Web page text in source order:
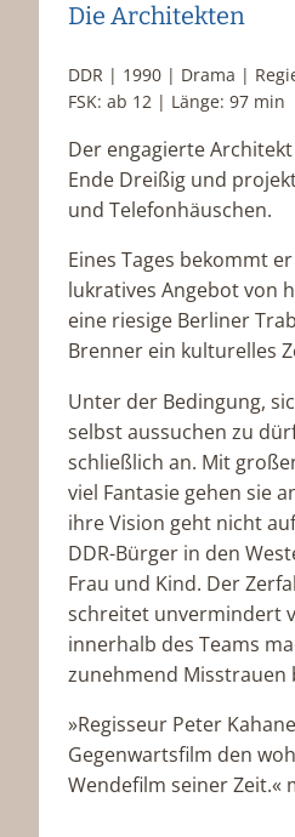
Die Architekten
DDR | 1990 | Drama |
FSK: ab 12 | Länge: 97 min
Der engagierte
Ende Dreißig und
und Telefonhäuschen.
Eines Tages bekommt
lukratives Angebot von
eine riesige Berliner
Brenner ein kulturelles
Unter der Bedingung,
selbst aussuchen zu
schließlich an. Mit
viel Fantasie gehen sie
ihre Vision geht nicht
DDR-Bürger in den
Frau und Kind. Der
schreitet unvermindert
innerhalb des Teams
zunehmend Misstrauen
»Regisseur Peter
Gegenwartsfilm den
Wendefilm seiner Zeit.«